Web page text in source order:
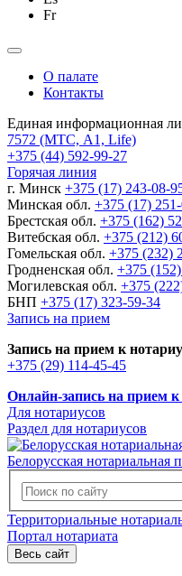
Fr
О палате
Контакты
Единая информационная
7572 (МТС, A1, Life)
+375 (44) 592-99-27
Горячая линия
г. Минск +375 (17) 243-08-
Минская обл. +375 (17)
Брестская обл. +375 (162)
Витебская обл. +375 (212)
Гомельская обл. +375 (232)
Гродненская обл. +375
Могилевская обл. +375
БНП +375 (17) 323-59-34
Запись на прием
Запись на прием к
+375 (29) 114-45-45
Онлайн-запись на прием к
Для нотариусов
Раздел для нотариусов
Белорусская нотариальная
Территориальные
Портал нотариата
Весь сайт